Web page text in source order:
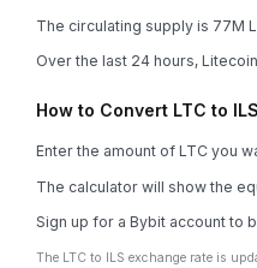
The circulating supply is 77M
Over the last 24 hours,
How to Convert LTC to ILS
Enter the amount of LTC you
The calculator will show the
Sign up for a Bybit account to
The LTC to ILS exchange rate is